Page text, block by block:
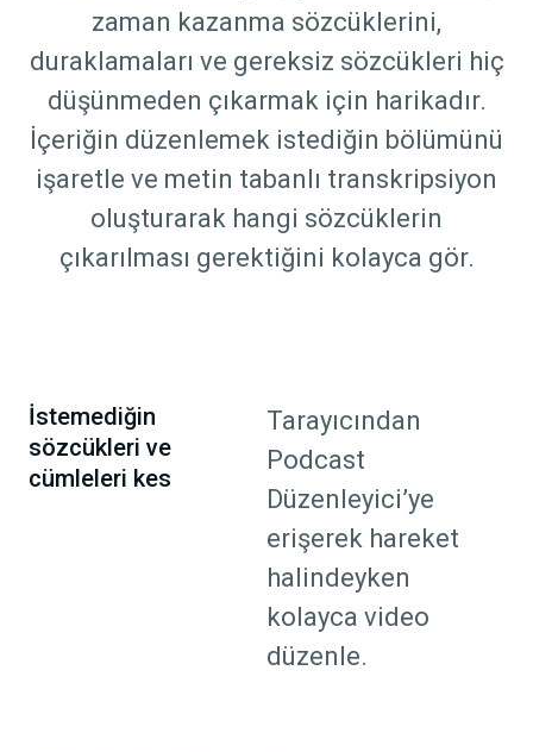
zaman kazanma sözcüklerini,
duraklamaları ve gereksiz sözcükleri hiç
düşünmeden çıkarmak için harikadır.
İçeriğin düzenlemek istediğin bölümünü
işaretle ve metin tabanlı transkripsiyon
oluşturarak hangi sözcüklerin
çıkarılması gerektiğini kolayca gör.
İstemediğin
sözcükleri ve
cümleleri kes
Tarayıcından
Podcast
Düzenleyici’ye
erişerek hareket
halindeyken
kolayca video
düzenle.